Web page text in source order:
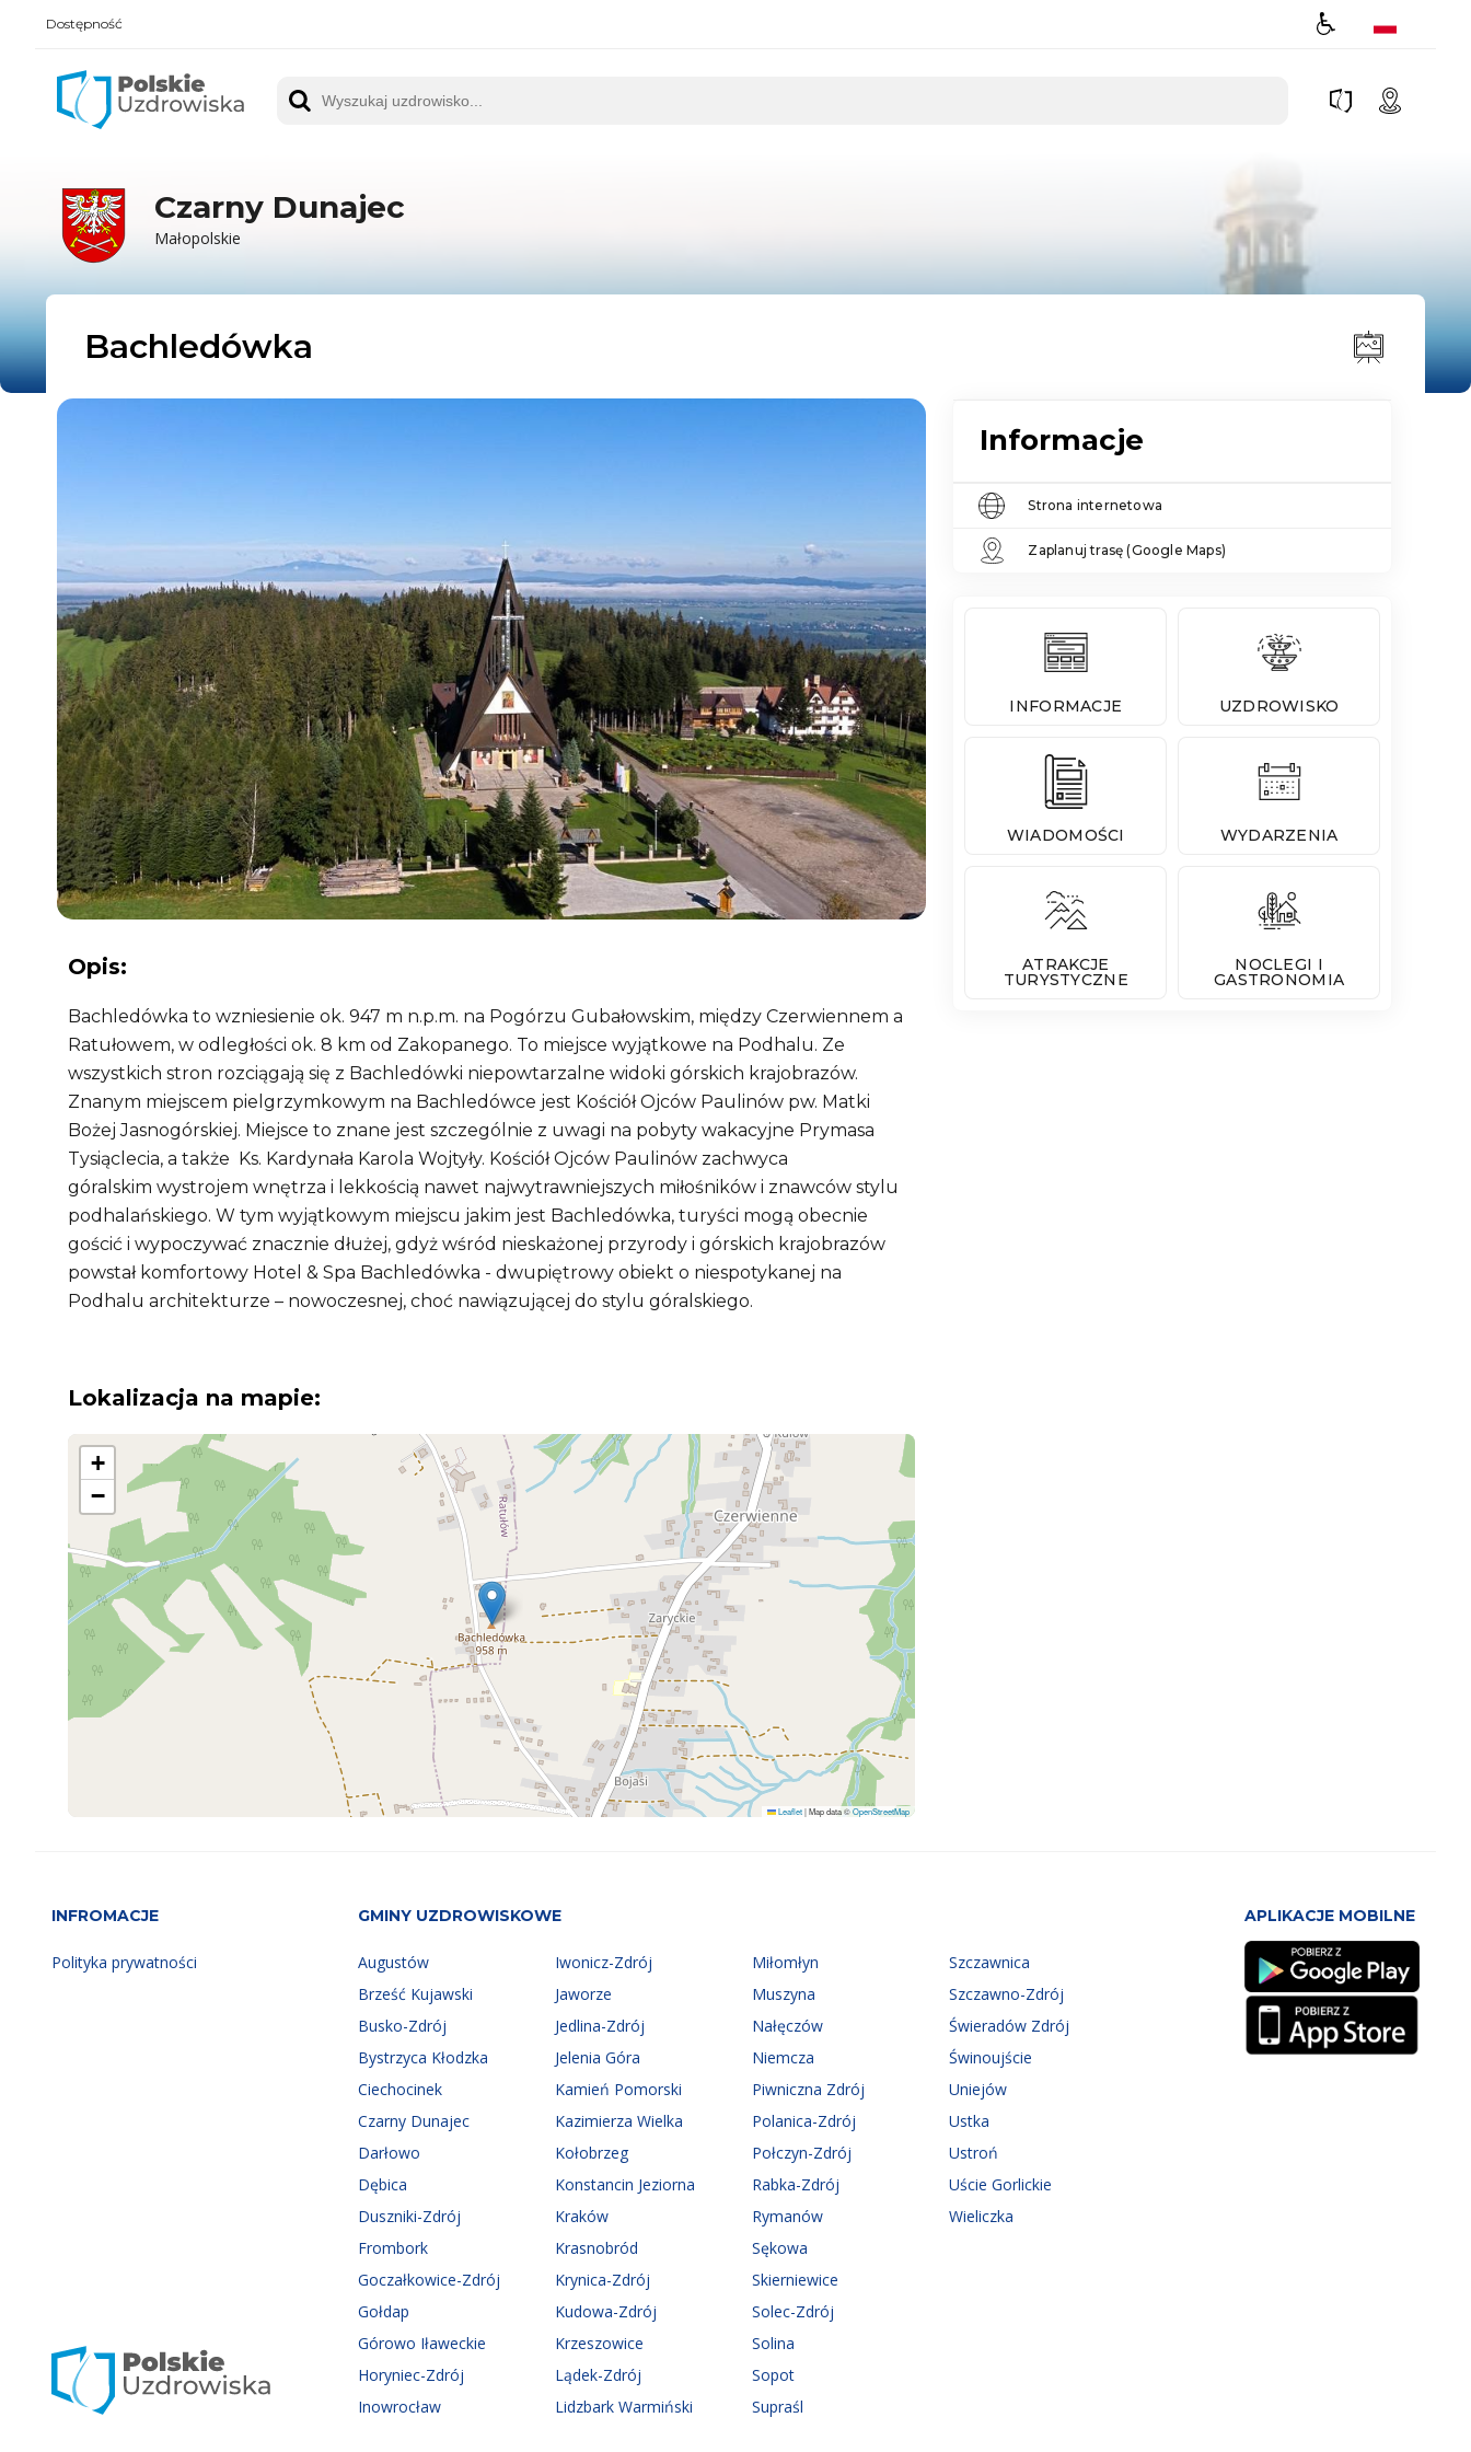
Dostępność
Czarny Dunajec
Małopolskie
Bachledówka
Informacje
Strona internetowa
Zaplanuj trasę (Google Maps)
INFORMACJE UZDROWISKO
WIADOMOŚCI WYDARZENIA
ATRAKCJE
TURYSTYCZNE
NOCLEGI I
GASTRONOMIA
Opis:
Bachledówka to wzniesienie ok. 947 m n.p.m. na Pogórzu Gubałowskim, między Czerwiennem a
Ratułowem, w odległości ok. 8 km od Zakopanego. To miejsce wyjątkowe na Podhalu. Ze
wszystkich stron rozciągają się z Bachledówki niepowtarzalne widoki górskich krajobrazów.
Znanym miejscem pielgrzymkowym na Bachledówce jest Kościół Ojców Paulinów pw. Matki
Bożej Jasnogórskiej. Miejsce to znane jest szczególnie z uwagi na pobyty wakacyjne Prymasa
Tysiąclecia, a także Ks. Kardynała Karola Wojtyły. Kościół Ojców Paulinów zachwyca
góralskim wystrojem wnętrza i lekkością nawet najwytrawniejszych miłośników i znawców stylu
podhalańskiego. W tym wyjątkowym miejscu jakim jest Bachledówka, turyści mogą obecnie
gościć i wypoczywać znacznie dłużej, gdyż wśród nieskażonej przyrody i górskich krajobrazów
powstał komfortowy Hotel & Spa Bachledówka - dwupiętrowy obiekt o niespotykanej na
Podhalu architekturze – nowoczesnej, choć nawiązującej do stylu góralskiego.
Lokalizacja na mapie:
+
−
Leaflet |Map data ©OpenStreetMap
INFROMACJE
Polityka prywatności
GMINY UZDROWISKOWE
Augustów
Brześć Kujawski
Busko-Zdrój
Bystrzyca Kłodzka
Ciechocinek
Czarny Dunajec
Darłowo
Dębica
Duszniki-Zdrój
Frombork
Goczałkowice-Zdrój
Gołdap
Górowo Iławeckie
Horyniec-Zdrój
Inowrocław
Iwonicz-Zdrój
Jaworze
Jedlina-Zdrój
Jelenia Góra
Kamień Pomorski
Kazimierza Wielka
Kołobrzeg
Konstancin Jeziorna
Kraków
Krasnobród
Krynica-Zdrój
Kudowa-Zdrój
Krzeszowice
Lądek-Zdrój
Lidzbark Warmiński
Miłomłyn
Muszyna
Nałęczów
Niemcza
Piwniczna Zdrój
Polanica-Zdrój
Połczyn-Zdrój
Rabka-Zdrój
Rymanów
Sękowa
Skierniewice
Solec-Zdrój
Solina
Sopot
Supraśl
Szczawnica
Szczawno-Zdrój
Świeradów Zdrój
Świnoujście
Uniejów
Ustka
Ustroń
Uście Gorlickie
Wieliczka
APLIKACJE MOBILNE